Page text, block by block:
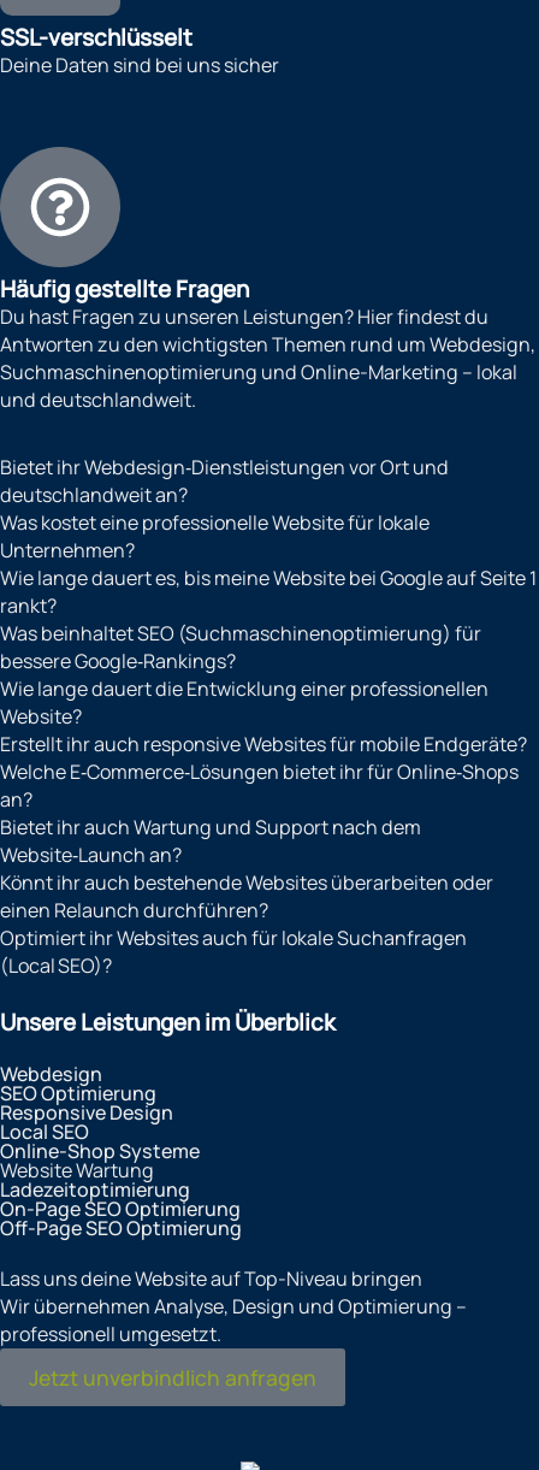
SSL-verschlüsselt
Deine Daten sind bei uns sicher
Häufig gestellte Fragen
Du hast Fragen zu unseren Leistungen? Hier findest du
Antworten zu den wichtigsten Themen rund um Webdesign,
Suchmaschinenoptimierung und Online-Marketing – lokal
und deutschlandweit.
Bietet ihr Webdesign‑Dienstleistungen vor Ort und
deutschlandweit an?
Was kostet eine professionelle Website für lokale
Unternehmen?
Wie lange dauert es, bis meine Website bei Google auf Seite 1
rankt?
Was beinhaltet SEO (Suchmaschinenoptimierung) für
bessere Google‑Rankings?
Wie lange dauert die Entwicklung einer professionellen
Website?
Erstellt ihr auch responsive Websites für mobile Endgeräte?
Welche E‑Commerce‑Lösungen bietet ihr für Online‑Shops
an?
Bietet ihr auch Wartung und Support nach dem
Website‑Launch an?
Könnt ihr auch bestehende Websites überarbeiten oder
einen Relaunch durchführen?
Optimiert ihr Websites auch für lokale Suchanfragen
(Local SEO)?
Unsere Leistungen im Überblick
Webdesign
SEO Optimierung
Responsive Design
Local SEO
Online-Shop Systeme
Website Wartung
Ladezeitoptimierung
On-Page SEO Optimierung
Off-Page SEO Optimierung
Lass uns deine Website auf Top-Niveau bringen
Wir übernehmen Analyse, Design und Optimierung –
professionell umgesetzt.
Jetzt unverbindlich anfragen